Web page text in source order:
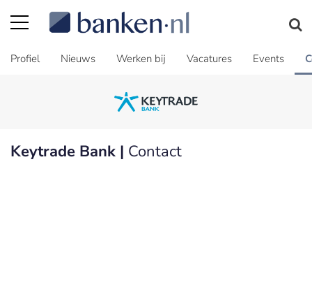
Profiel Nieuws Werken bij Vacatures Events
Keytrade Bank | Contact